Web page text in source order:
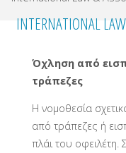
INTERNATIONAL
Όχληση από
τράπεζες
Η νομοθεσία
από τράπεζες ή
πλάι του οφειλέτη.